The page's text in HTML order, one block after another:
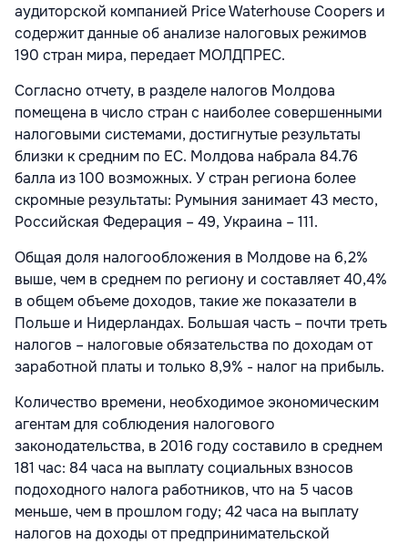
аудиторской компанией Price Waterhouse Coopers и
содержит данные об анализе налоговых режимов
190 стран мира, передает МОЛДПРЕС.
Согласно отчету, в разделе налогов Молдова
помещена в число стран с наиболее совершенными
налоговыми системами, достигнутые результаты
близки к средним по ЕС. Молдова набрала 84.76
балла из 100 возможных. У стран региона более
скромные результаты: Румыния занимает 43 место,
Российская Федерация – 49, Украина – 111.
Общая доля налогообложения в Молдове на 6,2%
выше, чем в среднем по региону и составляет 40,4%
в общем объеме доходов, такие же показатели в
Польше и Нидерландах. Большая часть – почти треть
налогов – налоговые обязательства по доходам от
заработной платы и только 8,9% - налог на прибыль.
Количество времени, необходимое экономическим
агентам для соблюдения налогового
законодательства, в 2016 году составило в среднем
181 час: 84 часа на выплату социальных взносов
подоходного налога работников, что на 5 часов
меньше, чем в прошлом году; 42 часа на выплату
налогов на доходы от предпринимательской